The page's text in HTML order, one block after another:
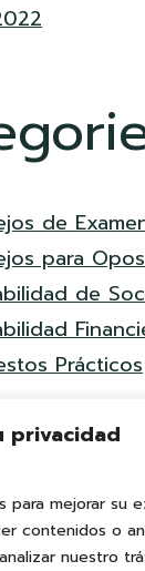
privacidad
para mejorar su
contenidos o
nuestro
de
para
de
Prácticos